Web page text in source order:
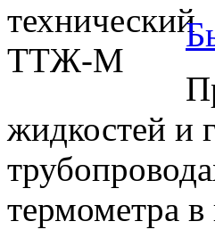
жидкостей и
термометра